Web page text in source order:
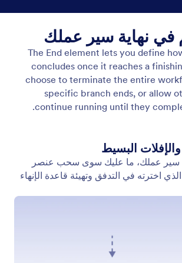
في نهاية سير عملك
The End element lets you define
concludes once it reaches a
choose to terminate the entire
specific branch ends, or allow
continue running until they
البسيط
سير عملك، ما عليك سوى سحب عنصر
الذي اخترته في التدفق وتهيئة قاعدة الإنهاء